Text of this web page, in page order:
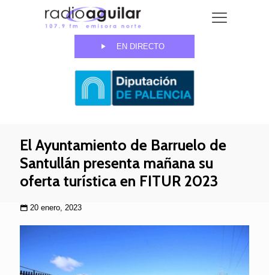
EN DIRECTO
El Ayuntamiento de Barruelo de
Santullán presenta mañana su
oferta turística en FITUR 2023
20 enero, 2023